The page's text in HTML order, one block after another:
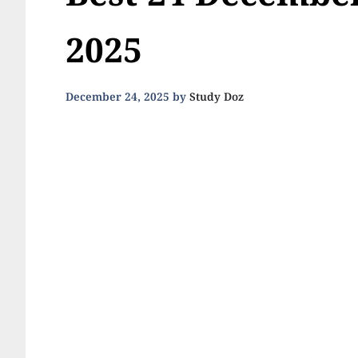
2025
December 24, 2025 byStudy Doz